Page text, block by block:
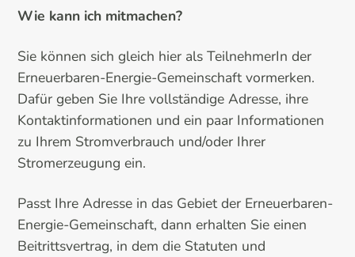
Wie kann ich mitmachen?
Sie können sich gleich hier als TeilnehmerIn der
Erneuerbaren-Energie-Gemeinschaft vormerken.
Dafür geben Sie Ihre vollständige Adresse, ihre
Kontaktinformationen und ein paar Informationen
zu Ihrem Stromverbrauch und/oder Ihrer
Stromerzeugung ein.
Passt Ihre Adresse in das Gebiet der Erneuerbaren-
Energie-Gemeinschaft, dann erhalten Sie einen
Beitrittsvertrag, in dem die Statuten und